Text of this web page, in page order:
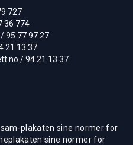
727
36 774
/ 95 77 97 27
21 13 37
/ 94 21 13 37
plakaten sine normer for
sine normer for